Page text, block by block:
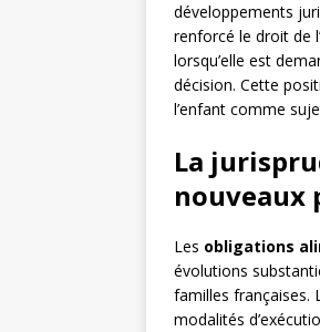
développements
renforcé le droit de
lorsqu’elle est
décision. Cette
l’enfant comme
La
nouveaux
Les obligations
évolutions
familles françaises.
modalités